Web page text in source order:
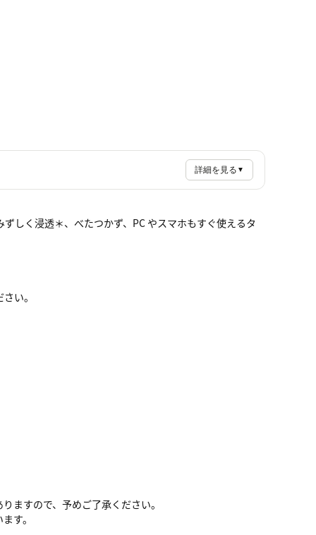
詳細を見る ▼
しく浸透＊、べたつかず、PC やスマホもすぐ使えるタ
い。
ますので、予めご了承ください。
す。